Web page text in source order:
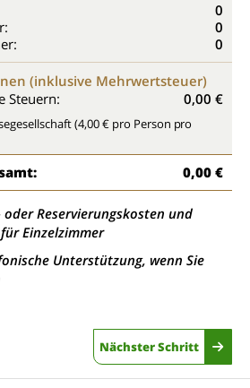
0
0
0
(inklusive Mehrwertsteuer)
Steuern:
0,00 €
(4,00 € pro Person pro
0,00 €
oder Reservierungskosten und
Einzelzimmer
Unterstützung, wenn Sie
Nächster Schritt